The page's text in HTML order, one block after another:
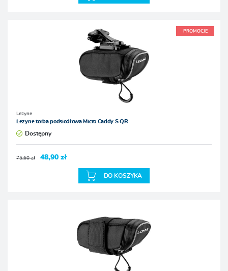
PROMOCJE
Lezyne
Lezyne torba podsiodłowa Micro Caddy S QR
Dostępny
75,60 zł 48,90 zł
DO KOSZYKA